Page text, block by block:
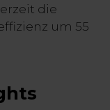
die
um 55